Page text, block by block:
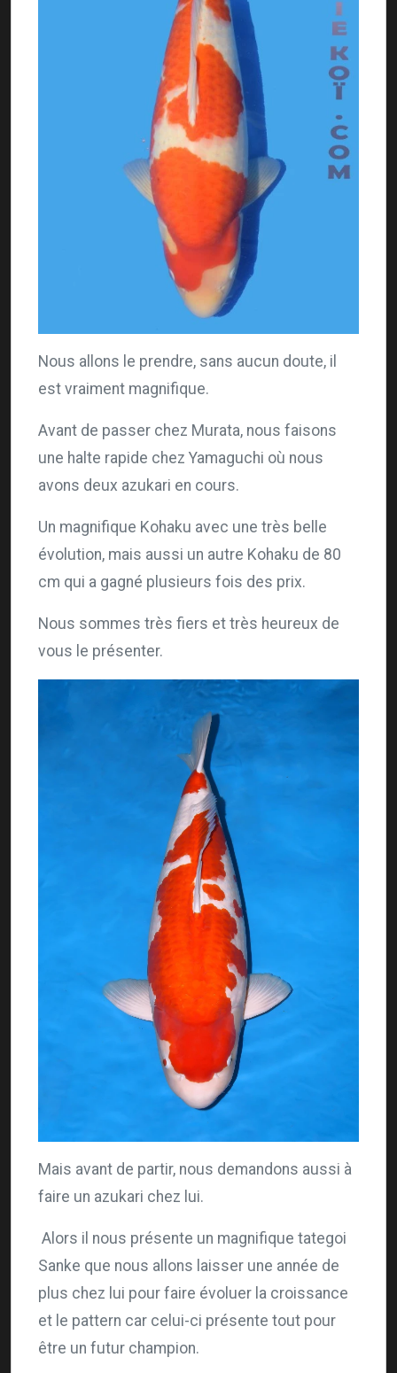
Nous allons le prendre, sans aucun doute, il
est vraiment magnifique.
Avant de passer chez Murata, nous faisons
une halte rapide chez Yamaguchi où nous
avons deux azukari en cours.
Un magnifique Kohaku avec une très belle
évolution, mais aussi un autre Kohaku de 80
cm qui a gagné plusieurs fois des prix.
Nous sommes très fiers et très heureux de
vous le présenter.
Mais avant de partir, nous demandons aussi à
faire un azukari chez lui.
Alors il nous présente un magnifique tategoi
Sanke que nous allons laisser une année de
plus chez lui pour faire évoluer la croissance
et le pattern car celui-ci présente tout pour
être un futur champion.